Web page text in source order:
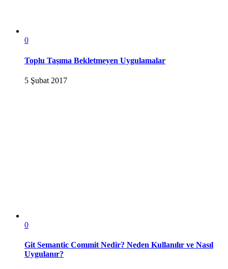
0
Toplu Taşıma Bekletmeyen Uygulamalar
5 Şubat 2017
0
Git Semantic Commit Nedir? Neden Kullanılır ve Nasıl
Uygulanır?